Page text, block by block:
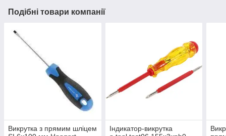
Подібні товари компанії
Викрутка з прямим шліцем
Індикатор-викрутка